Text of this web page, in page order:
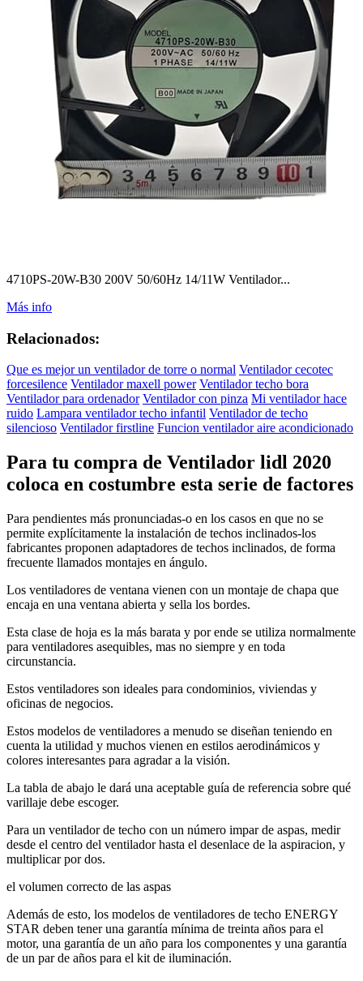
4710PS-20W-B30 200V 50/60Hz 14/11W Ventilador...
Más info
Relacionados:
Que es mejor un ventilador de torre o normal Ventilador cecotec
forcesilence Ventilador maxell power Ventilador techo bora
Ventilador para ordenador Ventilador con pinza Mi ventilador hace
ruido Lampara ventilador techo infantil Ventilador de techo
silencioso Ventilador firstline Funcion ventilador aire acondicionado
Para tu compra de Ventilador lidl 2020
coloca en costumbre esta serie de factores
Para pendientes más pronunciadas-o en los casos en que no se
permite explícitamente la instalación de techos inclinados-los
fabricantes proponen adaptadores de techos inclinados, de forma
frecuente llamados montajes en ángulo.
Los ventiladores de ventana vienen con un montaje de chapa que
encaja en una ventana abierta y sella los bordes.
Esta clase de hoja es la más barata y por ende se utiliza normalmente
para ventiladores asequibles, mas no siempre y en toda
circunstancia.
Estos ventiladores son ideales para condominios, viviendas y
oficinas de negocios.
Estos modelos de ventiladores a menudo se diseñan teniendo en
cuenta la utilidad y muchos vienen en estilos aerodinámicos y
colores interesantes para agradar a la visión.
La tabla de abajo le dará una aceptable guía de referencia sobre qué
varillaje debe escoger.
Para un ventilador de techo con un número impar de aspas, medir
desde el centro del ventilador hasta el desenlace de la aspiracion, y
multiplicar por dos.
el volumen correcto de las aspas
Además de esto, los modelos de ventiladores de techo ENERGY
STAR deben tener una garantía mínima de treinta años para el
motor, una garantía de un año para los componentes y una garantía
de un par de años para el kit de iluminación.